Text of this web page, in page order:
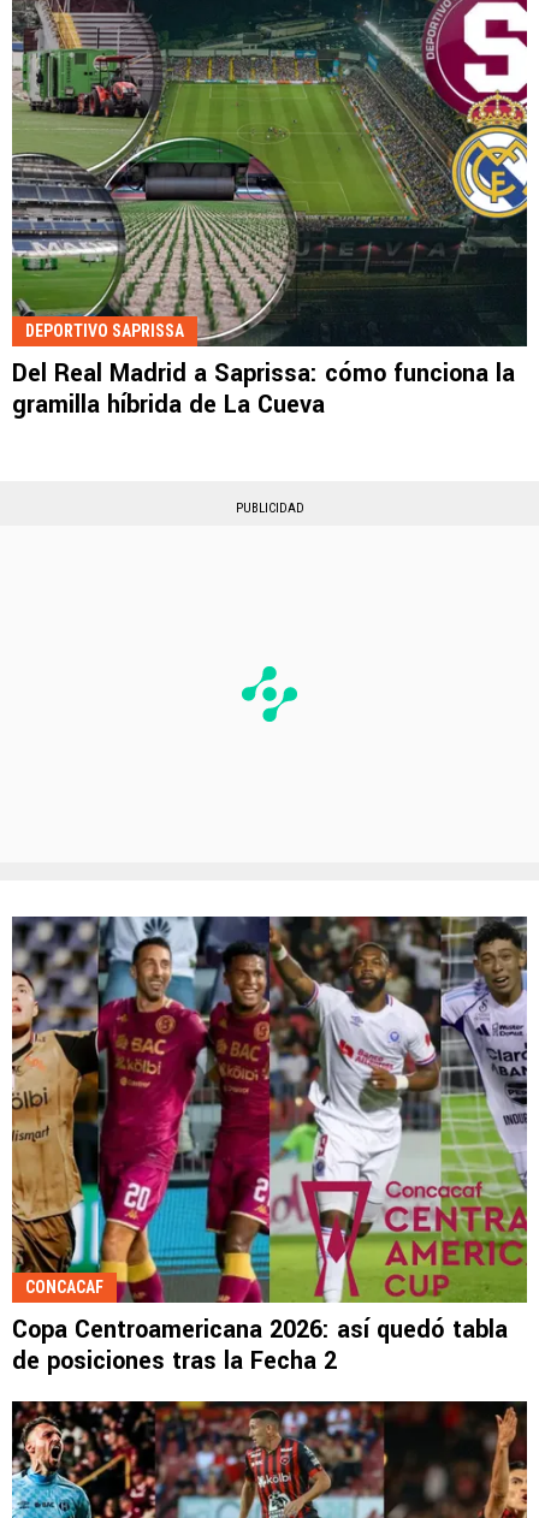
DEPORTIVO SAPRISSA
Del Real Madrid a Saprissa: cómo funciona la
gramilla híbrida de La Cueva
PUBLICIDAD
CONCACAF
Copa Centroamericana 2026: así quedó tabla
de posiciones tras la Fecha 2